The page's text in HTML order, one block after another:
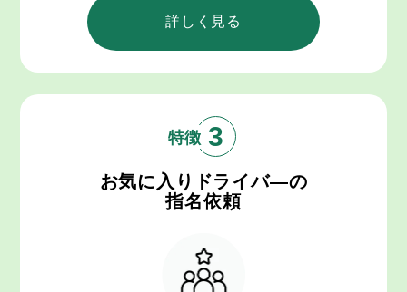
詳しく見る
3
お気に入りドライバ―の
指名依頼